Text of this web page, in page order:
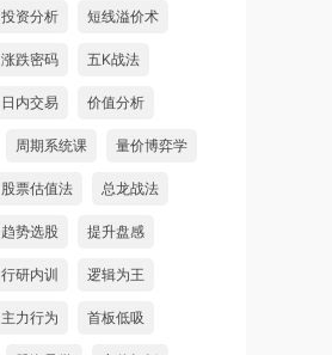
投资分析 短线溢价术
涨跌密码 五K战法
日内交易 价值分析
周期系统课 量价博弈学
股票估值法 总龙战法
趋势选股 提升盘感
行研内训 逻辑为王
主力行为 首板低吸